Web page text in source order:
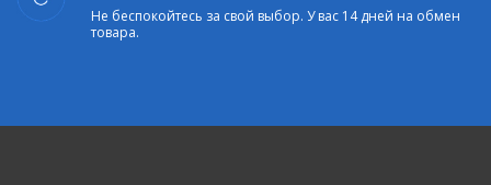
Не беспокойтесь за свой выбор. У вас 14 дней на обмен
товара.